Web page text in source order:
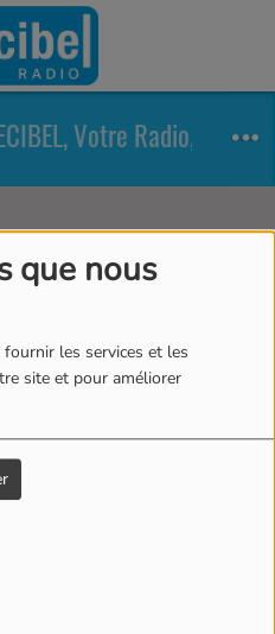
que nous
les services et les
site et pour améliorer
Votre Radio, Notre
D E F G H
Y Z